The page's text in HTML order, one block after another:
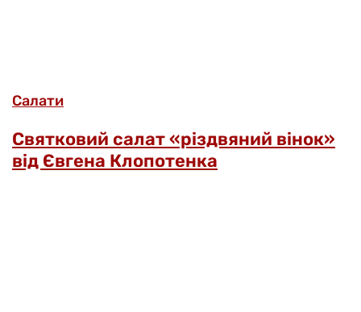
Салати
Святковий салат «різдвяний вінок»
від Євгена Клопотенка